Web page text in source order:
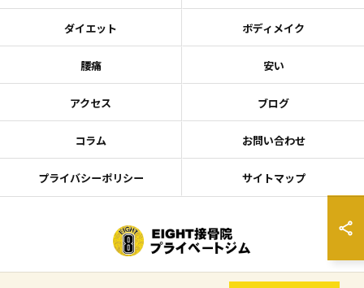
ダイエット ボディメイク
腰痛 安い
アクセス ブログ
コラム お問い合わせ
プライバシーポリシー サイトマップ